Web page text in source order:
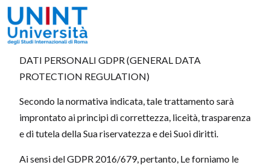
INFORMATIVA RESA AI SENSI DEL REGOLAMENTO
(UE) 2016/679 IN MATERIA DI PROTEZIONE DEI
DATI PERSONALI GDPR (GENERAL DATA
PROTECTION REGULATION)
Secondo la normativa indicata, tale trattamento sarà
improntato ai principi di correttezza, liceità, trasparenza
e di tutela della Sua riservatezza e dei Suoi diritti.
Ai sensi del GDPR 2016/679, pertanto, Le forniamo le